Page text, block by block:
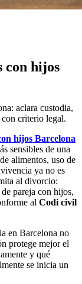
con hijos
aclara custodia,
criterio legal.
hijos Barcelona
sensibles de una
alimentos, uso de
ya no es
al divorcio:
pareja con hijos,
al Codi civil
en Barcelona no
protege mejor el
y qué
se inicia un